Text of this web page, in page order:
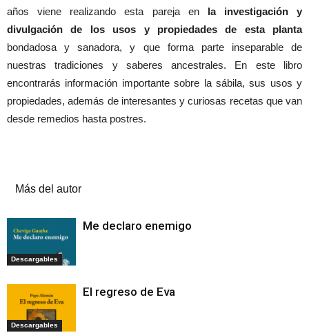
años viene realizando esta pareja enla investigación y
divulgación de los usos y propiedades de esta planta
bondadosa y sanadora, y que forma parte inseparable de
nuestras tradiciones y saberes ancestrales. En este libro
encontrarás información importante sobre la sábila, sus usos y
propiedades, además de interesantes y curiosas recetas que van
desde remedios hasta postres.
Más del autor
Descargables
Me declaro enemigo
Descargables
El regreso de Eva